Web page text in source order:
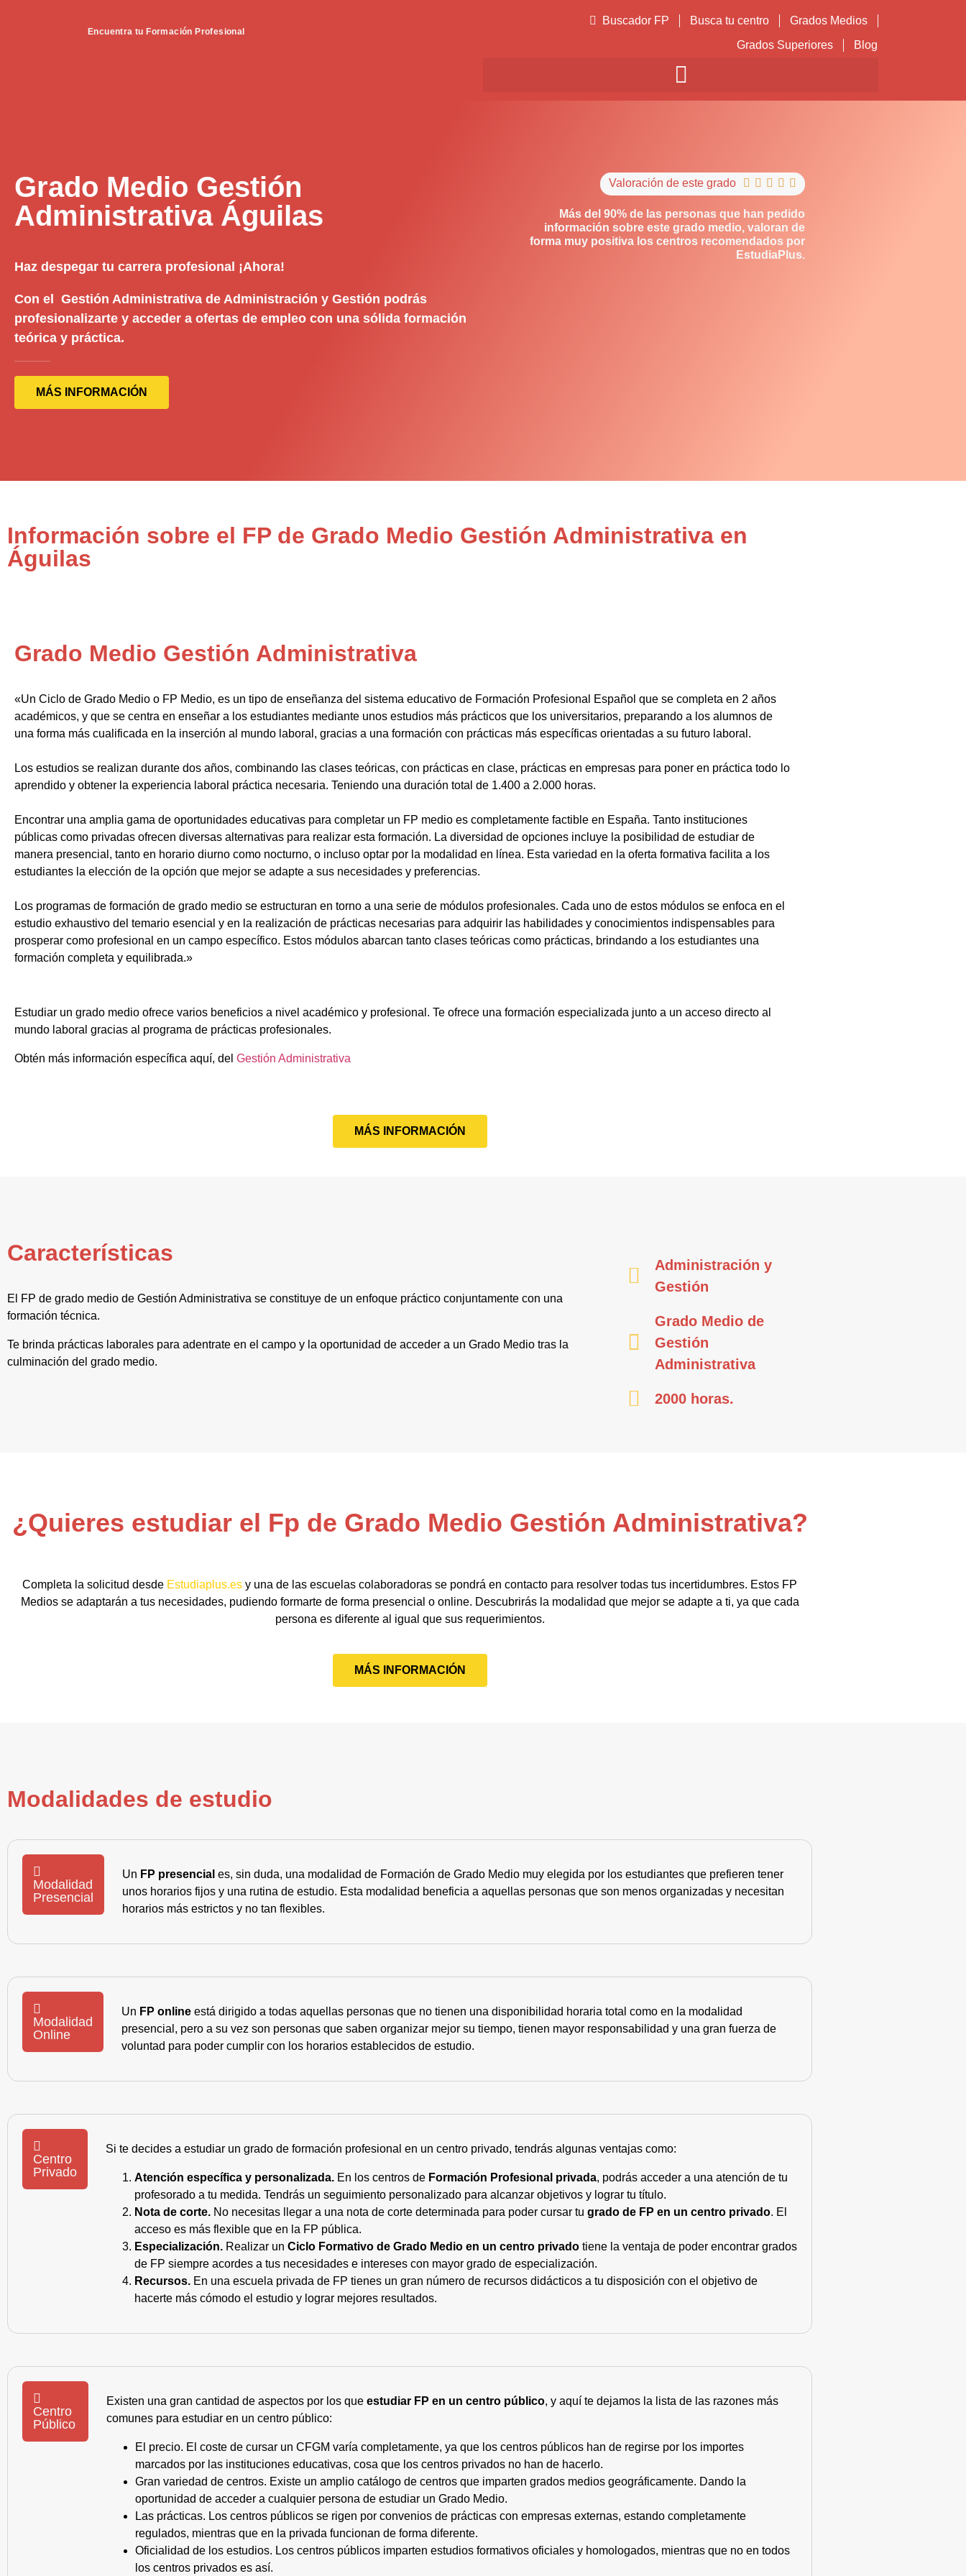
Encuentra tu Formación Profesional
Buscador FP Busca tu centro
Grados Medios
Grados Superiores
Blog
Grado Medio Gestión
Administrativa Águilas
Haz despegar tu carrera profesional ¡Ahora!
Con el Gestión Administrativa de Administración y Gestión podrás
profesionalizarte y acceder a ofertas de empleo con una sólida formación
teórica y práctica.
MÁS INFORMACIÓN
Valoración de este grado     
Más del 90% de las personas que han pedido
información sobre este grado medio, valoran de
forma muy positiva los centros recomendados por
EstudiaPlus.
Información sobre el FP de Grado Medio Gestión Administrativa en
Águilas
Grado Medio Gestión Administrativa
«Un Ciclo de Grado Medio o FP Medio, es un tipo de enseñanza del sistema educativo de Formación Profesional Español que se completa en 2 años
académicos, y que se centra en enseñar a los estudiantes mediante unos estudios más prácticos que los universitarios, preparando a los alumnos de
una forma más cualificada en la inserción al mundo laboral, gracias a una formación con prácticas más específicas orientadas a su futuro laboral.
Los estudios se realizan durante dos años, combinando las clases teóricas, con prácticas en clase, prácticas en empresas para poner en práctica todo lo
aprendido y obtener la experiencia laboral práctica necesaria. Teniendo una duración total de 1.400 a 2.000 horas.
Encontrar una amplia gama de oportunidades educativas para completar un FP medio es completamente factible en España. Tanto instituciones
públicas como privadas ofrecen diversas alternativas para realizar esta formación. La diversidad de opciones incluye la posibilidad de estudiar de
manera presencial, tanto en horario diurno como nocturno, o incluso optar por la modalidad en línea. Esta variedad en la oferta formativa facilita a los
estudiantes la elección de la opción que mejor se adapte a sus necesidades y preferencias.
Los programas de formación de grado medio se estructuran en torno a una serie de módulos profesionales. Cada uno de estos módulos se enfoca en el
estudio exhaustivo del temario esencial y en la realización de prácticas necesarias para adquirir las habilidades y conocimientos indispensables para
prosperar como profesional en un campo específico. Estos módulos abarcan tanto clases teóricas como prácticas, brindando a los estudiantes una
formación completa y equilibrada.»
Estudiar un grado medio ofrece varios beneficios a nivel académico y profesional. Te ofrece una formación especializada junto a un acceso directo al
mundo laboral gracias al programa de prácticas profesionales.
Obtén más información específica aquí, del Gestión Administrativa
MÁS INFORMACIÓN
Características
El FP de grado medio de Gestión Administrativa se constituye de un enfoque práctico conjuntamente con una
formación técnica.
Te brinda prácticas laborales para adentrate en el campo y la oportunidad de acceder a un Grado Medio tras la
culminación del grado medio.
Administración y
Gestión
Grado Medio de
Gestión
Administrativa
2000 horas.
¿Quieres estudiar el Fp de Grado Medio Gestión Administrativa?
Completa la solicitud desde Estudiaplus.es y una de las escuelas colaboradoras se pondrá en contacto para resolver todas tus incertidumbres. Estos FP
Medios se adaptarán a tus necesidades, pudiendo formarte de forma presencial o online. Descubrirás la modalidad que mejor se adapte a ti, ya que cada
persona es diferente al igual que sus requerimientos.
MÁS INFORMACIÓN
Modalidades de estudio
Modalidad
Presencial
Un FP presencial es, sin duda, una modalidad de Formación de Grado Medio muy elegida por los estudiantes que prefieren tener
unos horarios fijos y una rutina de estudio. Esta modalidad beneficia a aquellas personas que son menos organizadas y necesitan
horarios más estrictos y no tan flexibles.
Modalidad
Online
Un FP online está dirigido a todas aquellas personas que no tienen una disponibilidad horaria total como en la modalidad
presencial, pero a su vez son personas que saben organizar mejor su tiempo, tienen mayor responsabilidad y una gran fuerza de
voluntad para poder cumplir con los horarios establecidos de estudio.
Centro
Privado
Si te decides a estudiar un grado de formación profesional en un centro privado, tendrás algunas ventajas como:
Atención específica y personalizada. En los centros de Formación Profesional privada, podrás acceder a una atención de tu
profesorado a tu medida. Tendrás un seguimiento personalizado para alcanzar objetivos y lograr tu título.
Nota de corte. No necesitas llegar a una nota de corte determinada para poder cursar tu grado de FP en un centro privado. El
acceso es más flexible que en la FP pública.
Especialización. Realizar un Ciclo Formativo de Grado Medio en un centro privado tiene la ventaja de poder encontrar grados
de FP siempre acordes a tus necesidades e intereses con mayor grado de especialización.
Recursos. En una escuela privada de FP tienes un gran número de recursos didácticos a tu disposición con el objetivo de
hacerte más cómodo el estudio y lograr mejores resultados.
Centro
Público
Existen una gran cantidad de aspectos por los queestudiar FP en un centro público, y aquí te dejamos la lista de las razones más
comunes para estudiar en un centro público:
El precio. El coste de cursar un CFGM varía completamente, ya que los centros públicos han de regirse por los importes
marcados por las instituciones educativas, cosa que los centros privados no han de hacerlo.
Gran variedad de centros. Existe un amplio catálogo de centros que imparten grados medios geográficamente. Dando la
oportunidad de acceder a cualquier persona de estudiar un Grado Medio.
Las prácticas. Los centros públicos se rigen por convenios de prácticas con empresas externas, estando completamente
regulados, mientras que en la privada funcionan de forma diferente.
Oficialidad de los estudios. Los centros públicos imparten estudios formativos oficiales y homologados, mientras que no en todos
los centros privados es así.